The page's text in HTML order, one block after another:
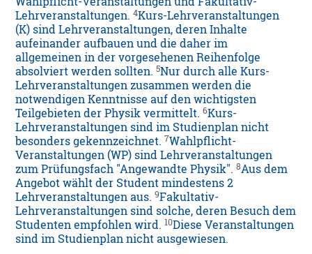
Lehrveranstaltungen.4Kurs-Lehrveranstaltungen
(K) sind Lehrveranstaltungen, deren Inhalte
aufeinander aufbauen und die daher im
allgemeinen in der vorgesehenen Reihenfolge
absolviert werden sollten.5Nur durch alle Kurs-
Lehrveranstaltungen zusammen werden die
notwendigen Kenntnisse auf den wichtigsten
Teilgebieten der Physik vermittelt.6Kurs-
Lehrveranstaltungen sind im Studienplan nicht
besonders gekennzeichnet.7Wahlpflicht-
Veranstaltungen (WP) sind Lehrveranstaltungen
zum Prüfungsfach "Angewandte Physik".8Aus dem
Angebot wählt der Student mindestens 2
Lehrveranstaltungen aus.9Fakultativ-
Lehrveranstaltungen sind solche, deren Besuch dem
Studenten empfohlen wird.10Diese Veranstaltungen
sind im Studienplan nicht ausgewiesen.